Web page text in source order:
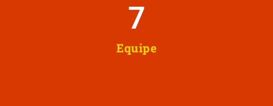
Equipe
8